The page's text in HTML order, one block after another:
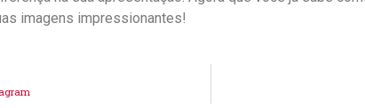
imagens⁣ impressionantes!